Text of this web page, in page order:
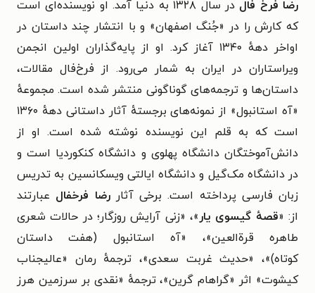
رضا فرخ فال
در سال ۱۳۲۸ به دنیا آمد. او نویسنده‌ای است
که کارش را در «جُنگ اصفهان» و با انتشار چند داستان در
اواخر دههٔ ۱۳۴۰ آغاز کرد. او از پایه‌گذاران اولین انجمن
ویراستاران در ایران به شمار می‌رود. از فرخ‌فال مقالات،
داستان‌ها و ترجمه‌های گوناگونی منتشر شده است. مجموعهٔ
«آه استانبول» از نمونه‌های برجستهٔ آثار داستانی دههٔ ۱۳۶۰
است که به قلم این نویسنده نوشته شده است. او از
دانش‌آموختگان دانشگاه پهلوی و دانشگاه کنکوردیا است و
در دانشگاه مک‌گیل و دانشگاه ایالتی ویسکانسین به تدریس
زبان فارسی پرداخته است. برخی آثاررضا فرخفال عبارتند
از: «قصهٔ گیسوی یار »، «زنی آرایش روزگار؛ در حالات شعری
طاهره قرة‌العین»،
«آه استانبول (هفت داستان
کوتاه)»، «حدیث غربت سعدی»، ترجمهٔ رمان «عالیجناب
کیشوت» اثر «گراهام گرین»،ترجمهٔ «نقدی بر سرزمین هرز